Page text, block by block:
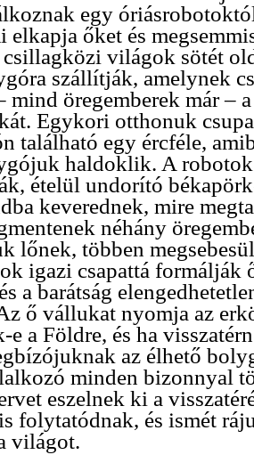
egy
elkapja őket és
csillagközi világok sötét
szállítják, amelynek
mind öregemberek már –
Egykori otthonuk
található egy ércféle,
haldoklik. A robotok
ételül undorító
keverednek, mire
néhány
lőnek, többen
igazi csapattá formálják
a barátság
ő vállukat nyomja az
e a Földre, és ha
az élhető
minden bizonnyal
eszelnek ki a
folytatódnak, és ismét
világot.